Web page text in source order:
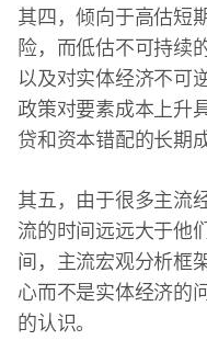
其四，倾向于高估短
险，而低估不可持续
以及对实体经济不可
政策对要素成本上升
贷和资本错配的长期
其五，由于很多主流
流的时间远远大于他
间，主流宏观分析框
心而不是实体经济的
的认识。